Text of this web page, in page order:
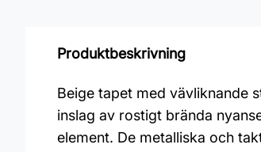
Produktbeskrivning
Beige tapet med vävliknande
inslag av rostigt brända
element. De metalliska och